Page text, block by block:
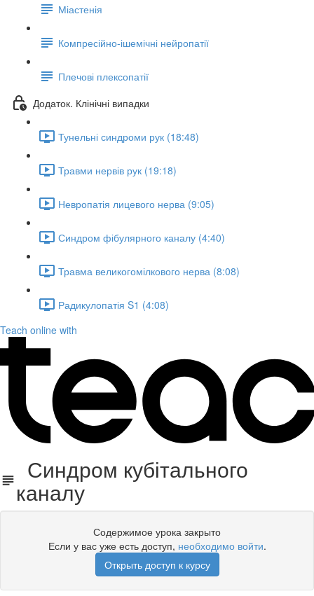
Міастенія
Компресійно-ішемічні нейропатії
Плечові плексопатії
Додаток. Клінічні випадки
Тунельні синдроми рук (18:48)
Травми нервів рук (19:18)
Невропатія лицевого нерва (9:05)
Синдром фібулярного каналу (4:40)
Травма великогомілкового нерва (8:08)
Радикулопатія S1 (4:08)
Teach online with
Синдром кубітального
каналу
Содержимое урока закрыто
Если у вас уже есть доступ, необходимо войти.
Открыть доступ к курсу